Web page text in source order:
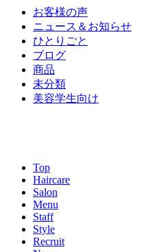
お客様の声
ニュース＆お知らせ
ひとりごと
ブログ
商品
未分類
美容学生向け
Top
Haircare
Salon
Menu
Staff
Style
Recruit